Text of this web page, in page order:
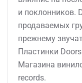
и поклонников.
продаваемых
прежнему
Пластинки
Магазина
records.